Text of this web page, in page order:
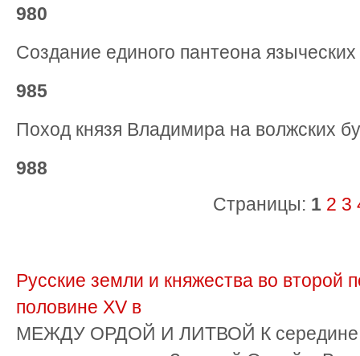
980
Создание единого пантеона языческих
985
Поход князя Владимира на волжских
988
Страницы: 1 2 3
Русские земли и княжества во второй
половине XV в
МЕЖДУ ОРДОЙ И ЛИТВОЙ К середине